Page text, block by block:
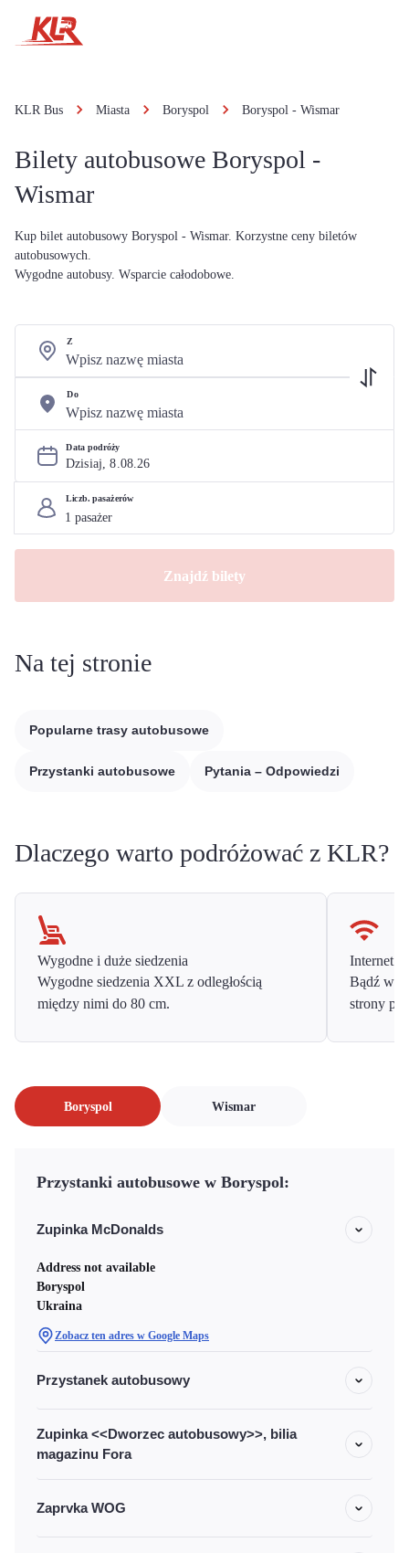
KLR Bus Miasta Boryspol Boryspol - Wismar
Bilety autobusowe Boryspol -
Wismar
Kup bilet autobusowy Boryspol - Wismar. Korzystne ceny biletów
autobusowych.
Wygodne autobusy. Wsparcie całodobowe.
Z
Do
Data podróży
Dzisiaj, 8.08.26
Liczb. pasażerów
Znajdź bilety
Na tej stronie
Popularne trasy autobusowe
Przystanki autobusowe Pytania – Odpowiedzi
Dlaczego warto podróżować z KLR?
Wygodne i duże siedzenia
Wygodne siedzenia XXL z odległością
między nimi do 80 cm.
Internet
Bądź w
strony
Boryspol Wismar
Przystanki autobusowe w Boryspol:
Zupinka McDonalds
Address not available
Boryspol
Ukraina
Zobacz ten adres w Google Maps
Przystanek autobusowy
Zupinka <<Dworzec autobusowy>>, bilia
magazinu Fora
Zaprvka WOG